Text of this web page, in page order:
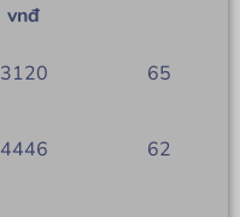
vnđ
3120 65
4446 62